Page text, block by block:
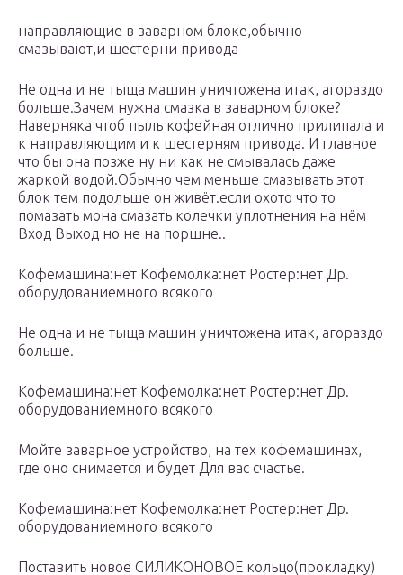
направляющие в заварном блоке,обычно
смазывают,и шестерни привода
Не одна и не тыща машин уничтожена итак, агораздо
больше.Зачем нужна смазка в заварном блоке?
Наверняка чтоб пыль кофейная отлично прилипала и
к направляющим и к шестерням привода. И главное
что бы она позже ну ни как не смывалась даже
жаркой водой.Обычно чем меньше смазывать этот
блок тем подольше он живёт.если охото что то
помазать мона смазать колечки уплотнения на нём
Вход Выход но не на поршне..
Кофемашина:нет Кофемолка:нет Ростер:нет Др.
оборудованиемного всякого
Не одна и не тыща машин уничтожена итак, агораздо
больше.
Кофемашина:нет Кофемолка:нет Ростер:нет Др.
оборудованиемного всякого
Мойте заварное устройство, на тех кофемашинах,
где оно снимается и будет Для вас счастье.
Кофемашина:нет Кофемолка:нет Ростер:нет Др.
оборудованиемного всякого
Поставить новое СИЛИКОНОВОЕ кольцо(прокладку)